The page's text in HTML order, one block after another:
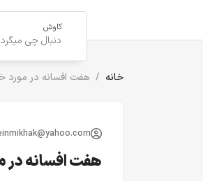
کاوش
خانه هفت افسانه در مورد
هفت افسانه در